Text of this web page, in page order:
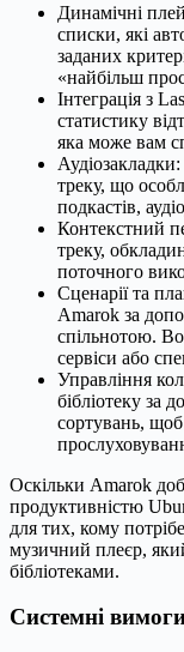
Динамічні
списки, які
заданих
«найбільш
Інтеграція з
статистику
яка може вам
треку, що
подкастів,
Контекстний
треку,
поточного
Сценарії та
Amarok за
спільнотою.
сервіси або
Управління
бібліотеку за
сортувань,
Оскільки Amarok
продуктивністю
для тих, кому
музичний плеєр,
бібліотеками.
Системні